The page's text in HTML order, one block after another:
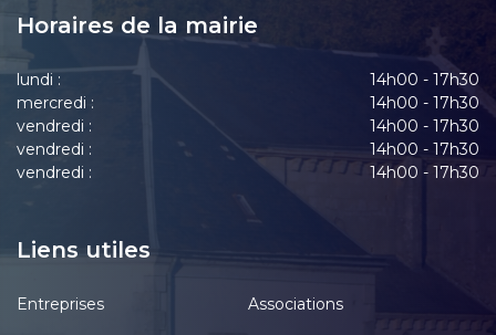
Horaires de la mairie
lundi :
14h00 - 17h30
mercredi :
14h00 - 17h30
vendredi :
14h00 - 17h30
vendredi :
14h00 - 17h30
vendredi :
14h00 - 17h30
Liens utiles
Entreprises Associations